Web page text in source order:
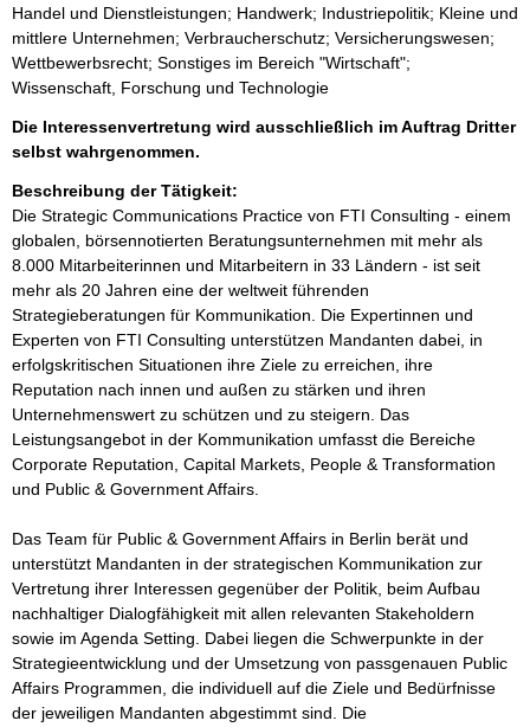
Handel und Dienstleistungen; Handwerk; Industriepolitik; Kleine und
mittlere Unternehmen; Verbraucherschutz; Versicherungswesen;
Wettbewerbsrecht; Sonstiges im Bereich "Wirtschaft";
Wissenschaft, Forschung und Technologie
Die Interessenvertretung wird ausschließlich im Auftrag Dritter
selbst wahrgenommen.
Beschreibung der Tätigkeit:
Die Strategic Communications Practice von FTI Consulting - einem
globalen, börsennotierten Beratungsunternehmen mit mehr als
8.000 Mitarbeiterinnen und Mitarbeitern in 33 Ländern - ist seit
mehr als 20 Jahren eine der weltweit führenden
Strategieberatungen für Kommunikation. Die Expertinnen und
Experten von FTI Consulting unterstützen Mandanten dabei, in
erfolgskritischen Situationen ihre Ziele zu erreichen, ihre
Reputation nach innen und außen zu stärken und ihren
Unternehmenswert zu schützen und zu steigern. Das
Leistungsangebot in der Kommunikation umfasst die Bereiche
Corporate Reputation, Capital Markets, People & Transformation
und Public & Government Affairs.
Das Team für Public & Government Affairs in Berlin berät und
unterstützt Mandanten in der strategischen Kommunikation zur
Vertretung ihrer Interessen gegenüber der Politik, beim Aufbau
nachhaltiger Dialogfähigkeit mit allen relevanten Stakeholdern
sowie im Agenda Setting. Dabei liegen die Schwerpunkte in der
Strategieentwicklung und der Umsetzung von passgenauen Public
Affairs Programmen, die individuell auf die Ziele und Bedürfnisse
der jeweiligen Mandanten abgestimmt sind. Die